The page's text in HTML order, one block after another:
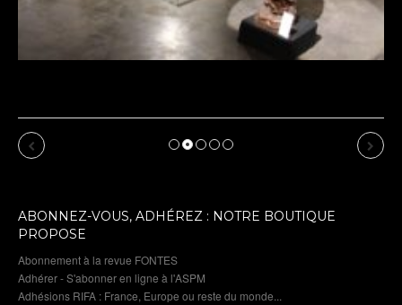
Previous Next
ABONNEZ-VOUS, ADHÉREZ : NOTRE BOUTIQUE
PROPOSE
Abonnement à la revue FONTES
Adhérer - S'abonner en ligne à l'ASPM
Adhésions RIFA : France, Europe ou reste du monde...